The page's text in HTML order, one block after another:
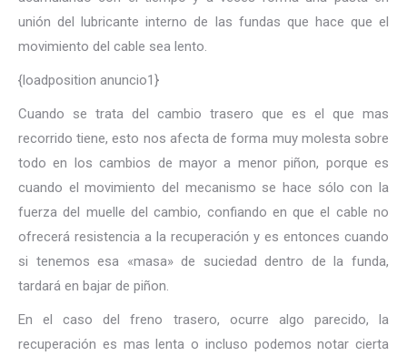
unión del lubricante interno de las fundas que hace que el
movimiento del cable sea lento.
{loadposition anuncio1}
Cuando se trata del cambio trasero que es el que mas
recorrido tiene, esto nos afecta de forma muy molesta sobre
todo en los cambios de mayor a menor piñon, porque es
cuando el movimiento del mecanismo se hace sólo con la
fuerza del muelle del cambio, confiando en que el cable no
ofrecerá resistencia a la recuperación y es entonces cuando
si tenemos esa «masa» de suciedad dentro de la funda,
tardará en bajar de piñon.
En el caso del freno trasero, ocurre algo parecido, la
recuperación es mas lenta o incluso podemos notar cierta